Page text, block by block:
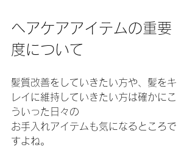
ヘアケアアイテムの重要
度について
髪質改善をしていきたい方や、髪をキ
レイに維持していきたい方は確かにこ
ういった日々の
お手入れアイテムも気になるところで
すよね。